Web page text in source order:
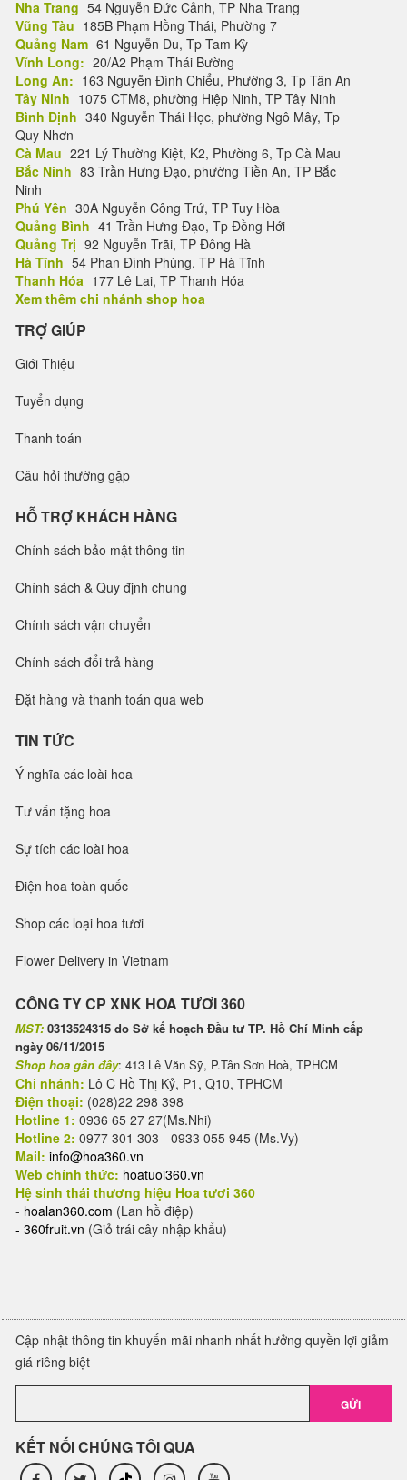
Nha Trang 54 Nguyễn Đức Cảnh, TP Nha Trang
Vũng Tàu 185B Phạm Hồng Thái, Phường 7
Quảng Nam 61 Nguyễn Du, Tp Tam Kỳ
Vĩnh Long: 20/A2 Phạm Thái Bường
Long An: 163 Nguyễn Đình Chiểu, Phường 3, Tp Tân An
Tây Ninh 1075 CTM8, phường Hiệp Ninh, TP Tây Ninh
Bình Định 340 Nguyễn Thái Học, phường Ngô Mây, Tp
Quy Nhơn
Cà Mau 221 Lý Thường Kiệt, K2, Phường 6, Tp Cà Mau
Bắc Ninh 83 Trần Hưng Đạo, phường Tiền An, TP Bắc
Ninh
Phú Yên 30A Nguyễn Công Trứ, TP Tuy Hòa
Quảng Bình 41 Trần Hưng Đạo, Tp Đồng Hới
Quảng Trị 92 Nguyễn Trãi, TP Đông Hà
Hà Tĩnh 54 Phan Đình Phùng, TP Hà Tĩnh
Thanh Hóa 177 Lê Lai, TP Thanh Hóa
Xem thêm chi nhánh shop hoa
TRỢ GIÚP
Giới Thiệu
Tuyển dụng
Thanh toán
Câu hỏi thường gặp
HỖ TRỢ KHÁCH HÀNG
Chính sách bảo mật thông tin
Chính sách & Quy định chung
Chính sách vận chuyển
Chính sách đổi trả hàng
Đặt hàng và thanh toán qua web
TIN TỨC
Ý nghĩa các loài hoa
Tư vấn tặng hoa
Sự tích các loài hoa
Điện hoa toàn quốc
Shop các loại hoa tươi
Flower Delivery in Vietnam
CÔNG TY CP XNK HOA TƯƠI 360
MST: 0313524315 do Sở kế hoạch Đầu tư TP. Hồ Chí Minh cấp
ngày 06/11/2015
Shop hoa gần đây: 413 Lê Văn Sỹ, P.Tân Sơn Hoà, TPHCM
Chi nhánh: Lô C Hồ Thị Kỷ, P1, Q10, TPHCM
Điện thoại: (028)22 298 398
Hotline 1: 0936 65 27 27(Ms.Nhi)
Hotline 2: 0977 301 303 - 0933 055 945 (Ms.Vy)
Mail: info@hoa360.vn
Web chính thức: hoatuoi360.vn
Hệ sinh thái thương hiệu Hoa tươi 360
- hoalan360.com (Lan hồ điệp)
- 360fruit.vn (Giỏ trái cây nhập khẩu)
Cập nhật thông tin khuyến mãi nhanh nhất hưởng quyền lợi giảm
giá riêng biệt
GỬI
KẾT NỐI CHÚNG TÔI QUA